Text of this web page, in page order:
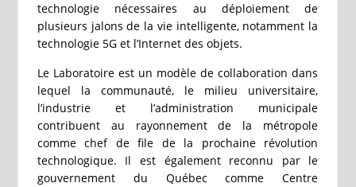
technologie nécessaires au déploiement de
plusieurs jalons de la vie intelligente, notamment la
technologie 5G et l’Internet des objets.
Le Laboratoire est un modèle de collaboration dans
lequel la communauté, le milieu universitaire,
l’industrie et l’administration municipale
contribuent au rayonnement de la métropole
comme chef de file de la prochaine révolution
technologique. Il est également reconnu par le
gouvernement du Québec comme Centre